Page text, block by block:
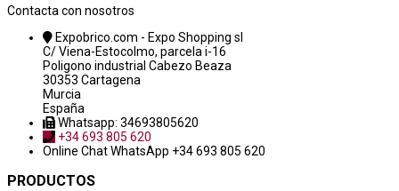
Contacta con nosotros
Expobrico.com - Expo Shopping sl
C/ Viena-Estocolmo, parcela i-16
Poligono industrial Cabezo Beaza
30353 Cartagena
Murcia
España
Whatsapp: 34693805620
+34 693 805 620
Online ChatWhatsApp +34 693 805 620
PRODUCTOS